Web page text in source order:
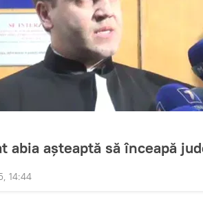
abia aşteaptă să înceapă
14:44